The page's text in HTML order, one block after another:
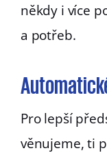
někdy i více
a potřeb.
Pro lepší
věnujeme, ti